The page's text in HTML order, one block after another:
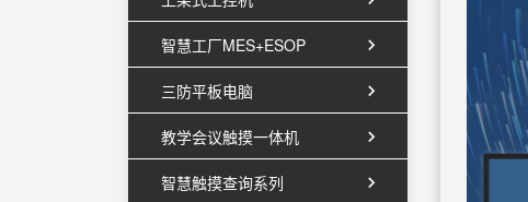
智慧工厂MES+ESOP
三防平板电脑
教学会议触摸一体机
智慧触摸查询系列